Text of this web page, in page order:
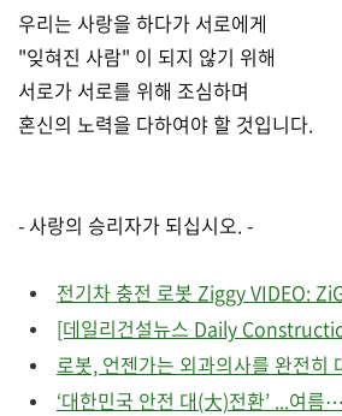
우리는 사랑을 하다가 서로에게
"잊혀진 사람" 이 되지 않기 위해
서로가 서로를 위해 조심하며
혼신의 노력을 다하여야 할 것입니다.
- 사랑의 승리자가 되십시오. -
전기차 충전 로봇 Ziggy VIDEO:
[데일리건설뉴스 Daily
로봇, 언젠가는 외과의사를 완전히
‘대한민국 안전 대(大)전환’ ...여름⋯